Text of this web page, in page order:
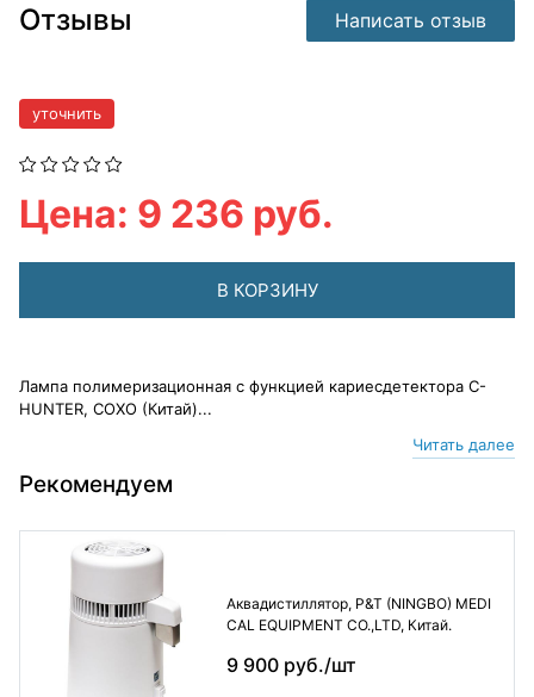
Отзывы Написать отзыв
уточнить
Цена: 9 236 руб.
В КОРЗИНУ
Лампа полимеризационная с функцией кариесдетектора C-
HUNTER, COXO (Китай)...
Читать далее
Рекомендуем
Аквадистиллятор, P&T (NINGBO) MEDI
CAL EQUIPMENT CO.,LTD, Китай.
9 900 руб./шт